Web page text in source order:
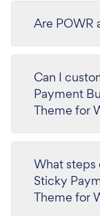
Are POWR
Can I
Payment
Theme for
What steps
Sticky
Theme for